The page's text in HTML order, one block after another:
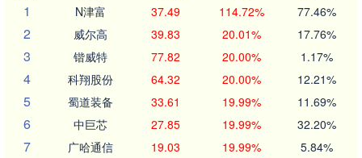
1
N津富 37.49 114.72% 77.46%
2 威尔高 39.83 20.01% 17.76%
3 锴威特 77.82 20.00% 1.17%
4 科翔股份 64.32 20.00% 12.21%
5 蜀道装备 33.61 19.99% 11.69%
6 中巨芯 27.85 19.99% 32.20%
7 广哈通信 19.03 19.99% 5.84%